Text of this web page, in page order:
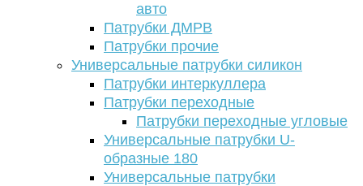
авто
Патрубки ДМРВ
Патрубки прочие
Универсальные патрубки силикон
Патрубки интеркуллера
Патрубки переходные
Патрубки переходные угловые
Универсальные патрубки U-
образные 180
Универсальные патрубки